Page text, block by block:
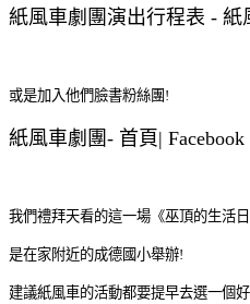
紙風車劇團演出行程表 - 紙
或是加入他們臉書粉絲團!
紙風車劇團- 首頁| Facebook
我們禮拜天看的這一場《巫頂的生活日
是在家附近的成德國小舉辦!
建議紙風車的活動都要提早去選一個